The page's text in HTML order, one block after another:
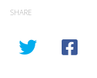
SHARE